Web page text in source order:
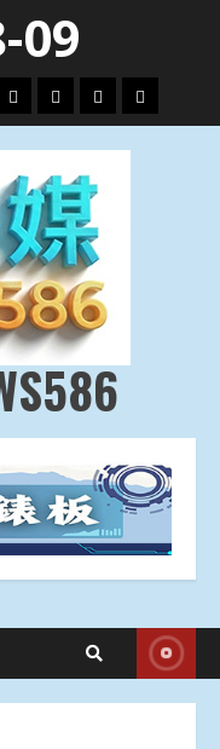
09
政
治
國
際
運
動
生
活